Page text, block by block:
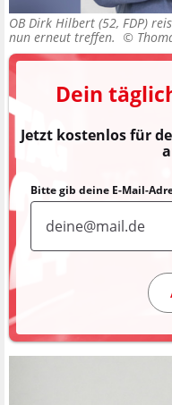
OB Dirk Hilbert (52, FDP)
nun erneut treffen. ©
Dein
Jetzt kostenlos für
Bitte gib deine E-Mail-